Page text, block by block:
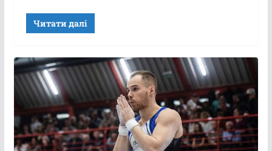
Читати далі